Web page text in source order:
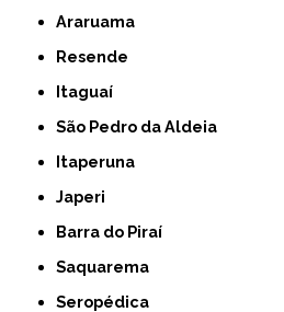
Araruama
Resende
Itaguaí
São Pedro da Aldeia
Itaperuna
Japeri
Barra do Piraí
Saquarema
Seropédica